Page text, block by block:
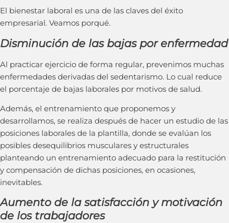
El bienestar laboral es una de las claves del éxito
empresarial. Veamos porqué.
Disminución de las bajas por enfermedad
Al practicar ejercicio de forma regular, prevenimos muchas
enfermedades derivadas del sedentarismo. Lo cual reduce
el porcentaje de bajas laborales por motivos de salud.
Además, el entrenamiento que proponemos y
desarrollamos, se realiza después de hacer un estudio de las
posiciones laborales de la plantilla, donde se evalúan los
posibles desequilibrios musculares y estructurales
planteando un entrenamiento adecuado para la restitución
y compensación de dichas posiciones, en ocasiones,
inevitables.
Aumento de la satisfacción y motivación
de los trabajadores